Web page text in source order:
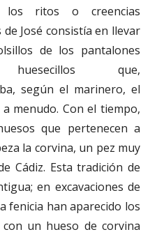
ritos o creencias
José consistía en llevar
de los pantalones
que,
según el marinero, el
menudo. Con el tiempo,
que pertenecen a
la corvina, un pez muy
Cádiz. Esta tradición de
en excavaciones de
fenicia han aparecido los
un hueso de corvina